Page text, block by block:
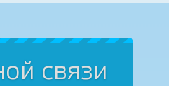
связи